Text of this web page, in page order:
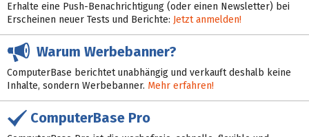
Erhalte eine Push-Benachrichtigung (oder einen Newsletter) bei
Erscheinen neuer Tests und Berichte: Jetzt anmelden!
Warum Werbebanner?
ComputerBase berichtet unabhängig und verkauft deshalb keine
Inhalte, sondern Werbebanner. Mehr erfahren!
ComputerBase Pro